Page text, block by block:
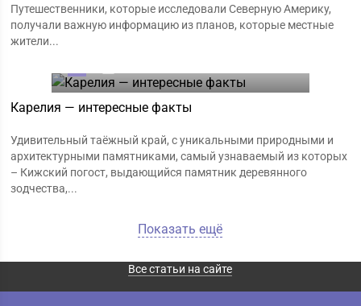
Путешественники, которые исследовали Северную Америку,
получали важную информацию из планов, которые местные
жители...
Карелия — интересные факты
Удивительный таёжный край, с уникальными природными и
архитектурными памятниками, самый узнаваемый из которых
– Кижский погост, выдающийся памятник деревянного
зодчества,...
Показать ещё
Все статьи на сайте